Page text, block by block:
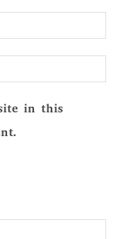
in this